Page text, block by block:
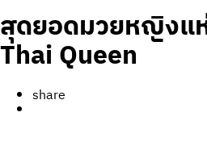
สุดยอดมวยหญิงแ
Thai Queen
share